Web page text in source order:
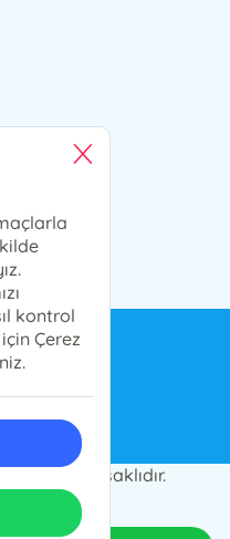
Her hakkı saklıdır.
kontrol
Çerez